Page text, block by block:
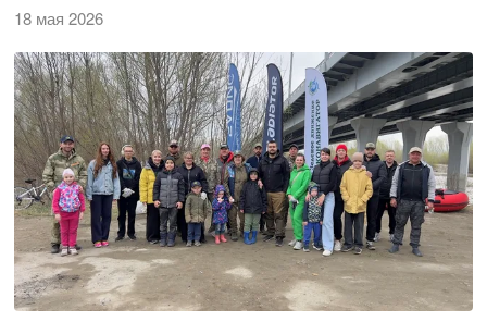
18 мая 2026